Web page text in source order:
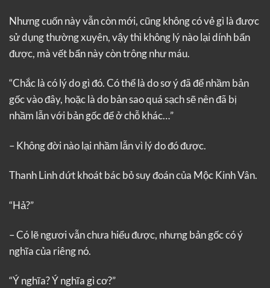
Nhưng cuốn này vẫn còn mới, cũng không có vẻ gì là được
sử dụng thường xuyên, vậy thì không lý nào lại dính bẩn
được, mà vết bẩn này còn trông như máu.
“Chắc là có lý do gì đó. Có thể là do sơ ý đã để nhầm bản
gốc vào đây, hoặc là do bản sao quá sạch sẽ nên đã bị
nhầm lẫn với bản gốc để ở chỗ khác…”
– Không đời nào lại nhầm lẫn vì lý do đó được.
Thanh Linh dứt khoát bác bỏ suy đoán của Mộc Kinh Vân.
“Hả?”
– Có lẽ ngươi vẫn chưa hiểu được, nhưng bản gốc có ý
nghĩa của riêng nó.
“Ý nghĩa? Ý nghĩa gì cơ?”